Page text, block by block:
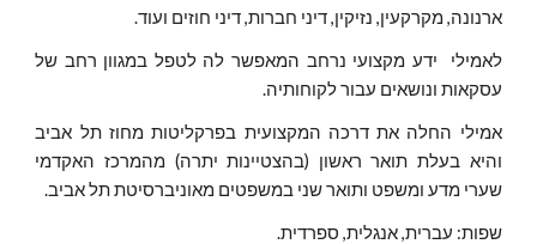
ארנונה, מקרקעין, נזיקין, דיני חברות, דיני חוזים ועוד.
לאמילי ידע מקצועי נרחב המאפשר לה לטפל במגוון רחב של
עסקאות ונושאים עבור לקוחותיה.
אמילי החלה את דרכה המקצועית בפרקליטות מחוז תל אביב
והיא בעלת תואר ראשון (בהצטיינות יתרה) מהמרכז האקדמי
שערי מדע ומשפט ותואר שני במשפטים מאוניברסיטת תל אביב.
שפות: עברית, אנגלית, ספרדית.